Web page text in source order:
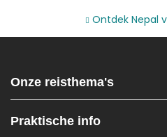
Ontdek Nepal
Onze reisthema's
Praktische info